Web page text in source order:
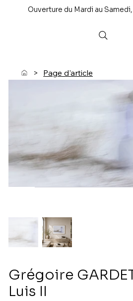
Ouverture du Mardi au
Grégoire
Luis II
> Page d'article